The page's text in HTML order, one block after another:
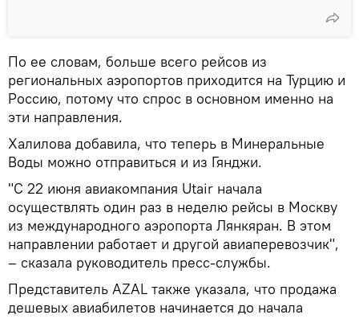
По ее словам, больше всего рейсов из
региональных аэропортов приходится на Турцию и
Россию, потому что спрос в основном именно на
эти направления.
Халилова добавила, что теперь в Минеральные
Воды можно отправиться и из Гянджи.
"С 22 июня авиакомпания Utair начала
осуществлять один раз в неделю рейсы в Москву
из международного аэропорта Лянкяран. В этом
направлении работает и другой авиаперевозчик",
– сказала руководитель пресс-службы.
Представитель AZAL также указала, что продажа
дешевых авиабилетов начинается до начала